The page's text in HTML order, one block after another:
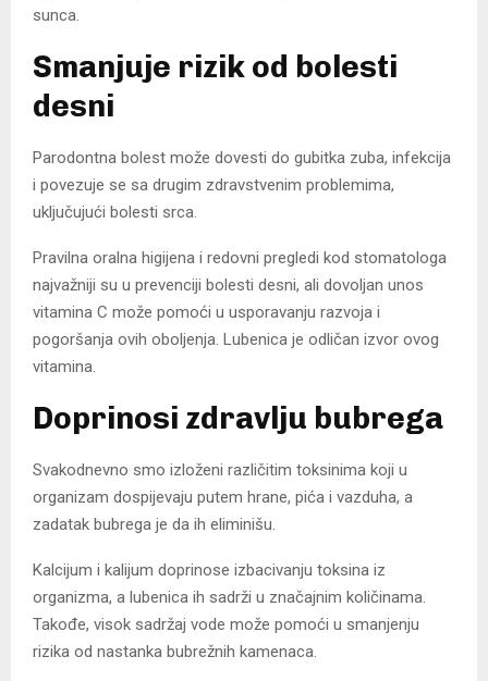
sunca.
Smanjuje rizik od bolesti
desni
Parodontna bolest može dovesti do gubitka zuba, infekcija
i povezuje se sa drugim zdravstvenim problemima,
uključujući bolesti srca.
Pravilna oralna higijena i redovni pregledi kod stomatologa
najvažniji su u prevenciji bolesti desni, ali dovoljan unos
vitamina C može pomoći u usporavanju razvoja i
pogoršanja ovih oboljenja. Lubenica je odličan izvor ovog
vitamina.
Doprinosi zdravlju bubrega
Svakodnevno smo izloženi različitim toksinima koji u
organizam dospijevaju putem hrane, pića i vazduha, a
zadatak bubrega je da ih eliminišu.
Kalcijum i kalijum doprinose izbacivanju toksina iz
organizma, a lubenica ih sadrži u značajnim količinama.
Takođe, visok sadržaj vode može pomoći u smanjenju
rizika od nastanka bubrežnih kamenaca.